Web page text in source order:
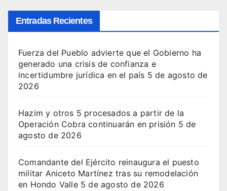
Entradas Recientes
Fuerza del Pueblo advierte que el Gobierno ha
generado una crisis de confianza e
incertidumbre jurídica en el país 5 de agosto de
2026
Hazim y otros 5 procesados a partir de la
Operación Cobra continuarán en prisión 5 de
agosto de 2026
Comandante del Ejército reinaugura el puesto
militar Aniceto Martínez tras su remodelación
en Hondo Valle 5 de agosto de 2026